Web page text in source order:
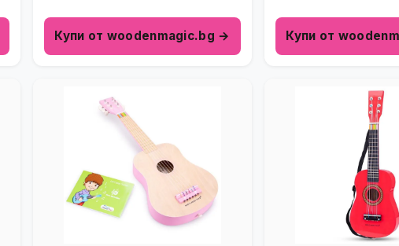
Купи от woodenmagic.bg → Купи от